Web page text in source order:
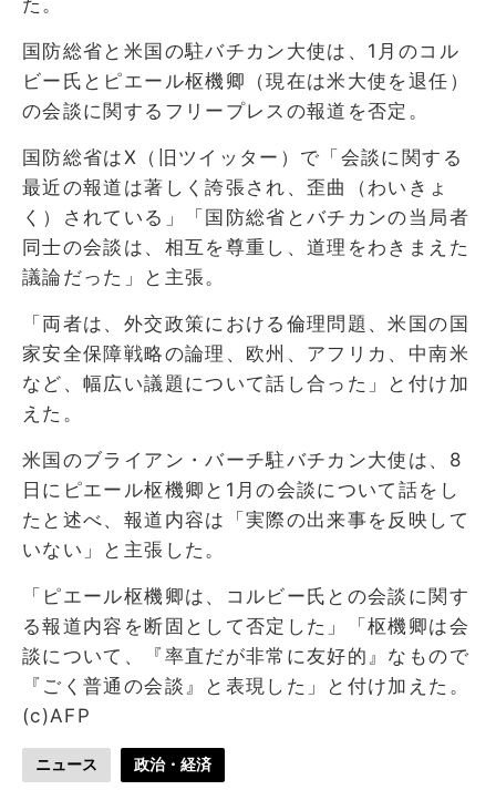
国防総省と米国の駐バチカン大使は、1月のコル
ビー氏とピエール枢機卿（現在は米大使を退任）
の会談に関するフリープレスの報道を否定。
国防総省はX（旧ツイッター）で「会談に関する
最近の報道は著しく誇張され、歪曲（わいきょ
く）されている」「国防総省とバチカンの当局者
同士の会談は、相互を尊重し、道理をわきまえた
議論だった」と主張。
「両者は、外交政策における倫理問題、米国の国
家安全保障戦略の論理、欧州、アフリカ、中南米
など、幅広い議題について話し合った」と付け加
えた。
米国のブライアン・バーチ駐バチカン大使は、8
日にピエール枢機卿と1月の会談について話をし
たと述べ、報道内容は「実際の出来事を反映して
いない」と主張した。
「ピエール枢機卿は、コルビー氏との会談に関す
る報道内容を断固として否定した」「枢機卿は会
談について、『率直だが非常に友好的』なもので
『ごく普通の会談』と表現した」と付け加えた。
(c)AFP
ニュース 政治・経済